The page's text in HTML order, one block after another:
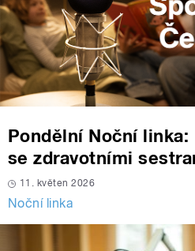
Pondělní Noční
se zdravotními
11. květen 2026
Noční linka